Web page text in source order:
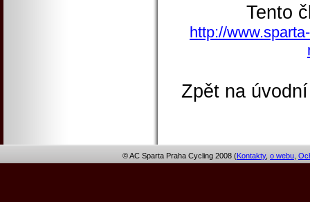
Tento
http://
Zpět na
© AC Sparta Praha Cycling 2008 (Kontakty, o webu